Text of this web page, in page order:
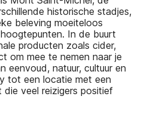
historische stadjes,
beleving moeiteloos
In de buurt
producten zoals cider,
om mee te nemen naar je
eenvoud, natuur, cultuur en
tot een locatie met een
veel reizigers positief